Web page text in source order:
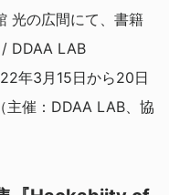
光の広間にて、書籍
DDAA LAB
年3月15日から20日
主催：DDAA LAB、協